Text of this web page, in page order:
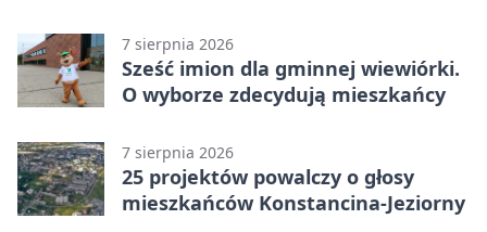
7 sierpnia 2026
Sześć imion dla gminnej wiewiórki.
O wyborze zdecydują mieszkańcy
7 sierpnia 2026
25 projektów powalczy o głosy
mieszkańców Konstancina-Jeziorny